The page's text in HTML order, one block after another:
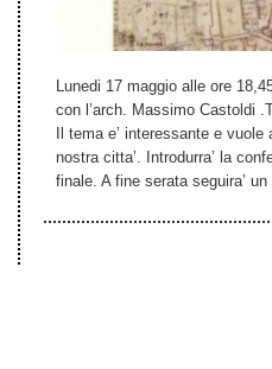
Lunedi 17 maggio alle ore
con l’arch. Massimo Castoldi
Il tema e’ interessante e
nostra citta’. Introdurra’ la
finale. A fine serata seguira’